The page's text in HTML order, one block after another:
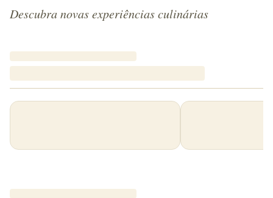
Descubra novas experiências culinárias